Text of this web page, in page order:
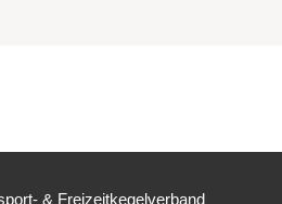
& Freizeitkegelverband